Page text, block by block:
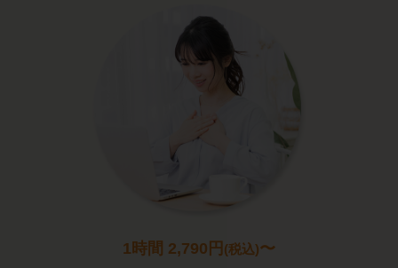
1時間 2,790円 (税込)〜